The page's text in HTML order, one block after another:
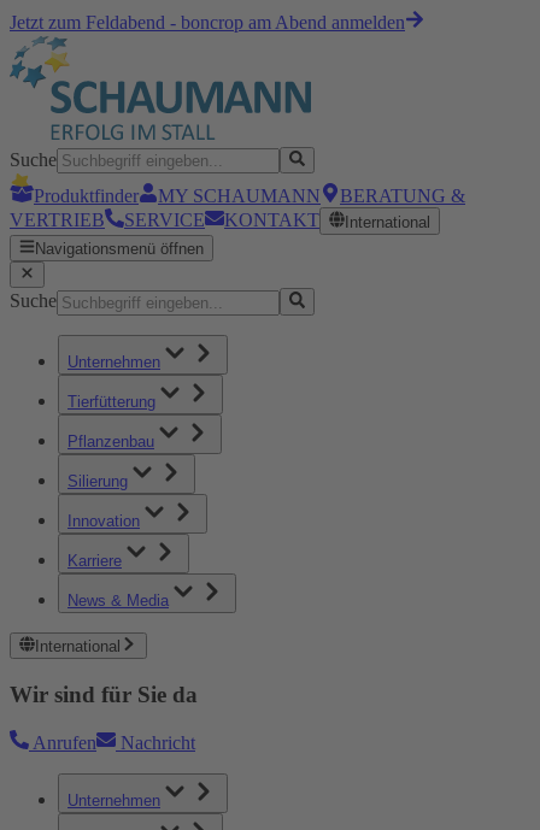
Jetzt zum Feldabend - boncrop am Abend anmelden
Suche
Produktfinder
MY SCHAUMANN
BERATUNG &
VERTRIEB
SERVICE KONTAKT
International
Navigationsmenü öffnen
Suche
Unternehmen
Tierfütterung
Pflanzenbau
Silierung
Innovation
Karriere
News & Media
International
Wir sind für Sie da
Anrufen Nachricht
Unternehmen